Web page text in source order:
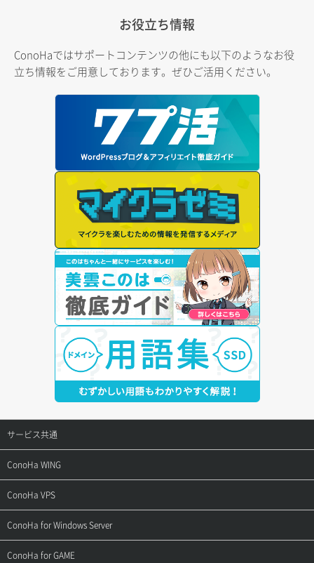
お役立ち情報
ConoHaではサポートコンテンツの他にも以下のようなお役
立ち情報をご用意しております。ぜひご活用ください。
サービス共通
サポートトップ
ご契約・お支払い
ConoHa WING
サポートトップ
ご利用ガイド
ConoHa VPS
サポートトップ
ご利用ガイド
ConoHa for Windows Server
サポートトップ
ConoHa for GAME